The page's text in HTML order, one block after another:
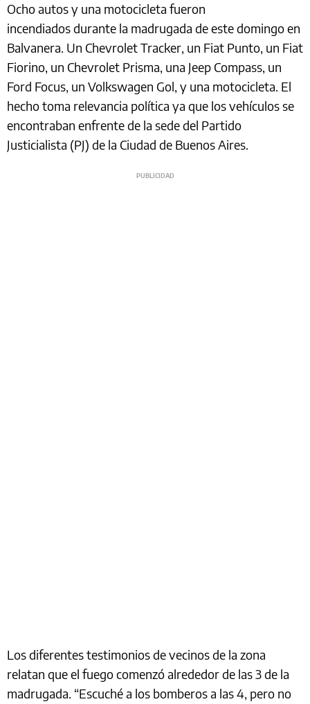
Ocho autos y una motocicleta fueron
incendiados durante la madrugada de este domingo en
Balvanera. Un Chevrolet Tracker, un Fiat Punto, un Fiat
Fiorino, un Chevrolet Prisma, una Jeep Compass, un
Ford Focus, un Volkswagen Gol, y una motocicleta. El
hecho toma relevancia política ya que los vehículos se
encontraban enfrente de la sede del Partido
Justicialista (PJ) de la Ciudad de Buenos Aires.
Los diferentes testimonios de vecinos de la zona
relatan que el fuego comenzó alrededor de las 3 de la
madrugada. “Escuché a los bomberos a las 4, pero no